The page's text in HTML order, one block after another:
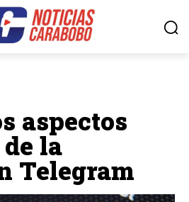
aspectos
la
Telegram